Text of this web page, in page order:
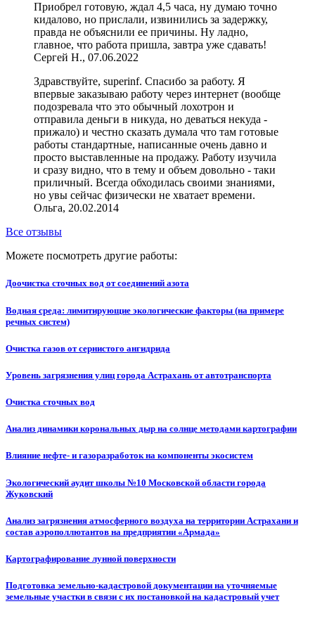
Приобрел готовую, ждал 4,5 часа, ну думаю точно
кидалово, но прислали, извинились за задержку,
правда не объяснили ее причины. Ну ладно,
главное, что работа пришла, завтра уже сдавать!
Сергей Н., 07.06.2022
Здравствуйте, superinf. Спасибо за работу. Я
впервые заказываю работу через интернет (вообще
подозревала что это обычный лохотрон и
отправила деньги в никуда, но деваться некуда -
прижало) и честно сказать думала что там готовые
работы стандартные, написанные очень давно и
просто выставленные на продажу. Работу изучила
и сразу видно, что в тему и объем довольно - таки
приличный. Всегда обходилась своими знаниями,
но увы сейчас физически не хватает времени.
Ольга, 20.02.2014
Все отзывы
Можете посмотреть другие работы:
Доочистка сточных вод от соединений азота
Водная среда: лимитирующие экологические факторы (на примере
речных систем)
Очистка газов от сернистого ангидрида
Уровень загрязнения улиц города Астрахань от автотранспорта
Очистка сточных вод
Анализ динамики корональных дыр на солнце методами картографии
Влияние нефте- и газоразработок на компоненты экосистем
Экологический аудит школы №10 Московской области города
Жуковский
Анализ загрязнения атмосферного воздуха на территории Астрахани и
состав аэрополлютантов на предприятии «Армада»
Картографирование лунной поверхности
Подготовка земельно-кадастровой документации на уточняемые
земельные участки в связи с их постановкой на кадастровый учет